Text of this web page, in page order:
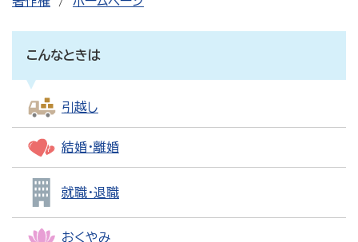
こんなときは
引越し
結婚・離婚
就職・退職
おくやみ